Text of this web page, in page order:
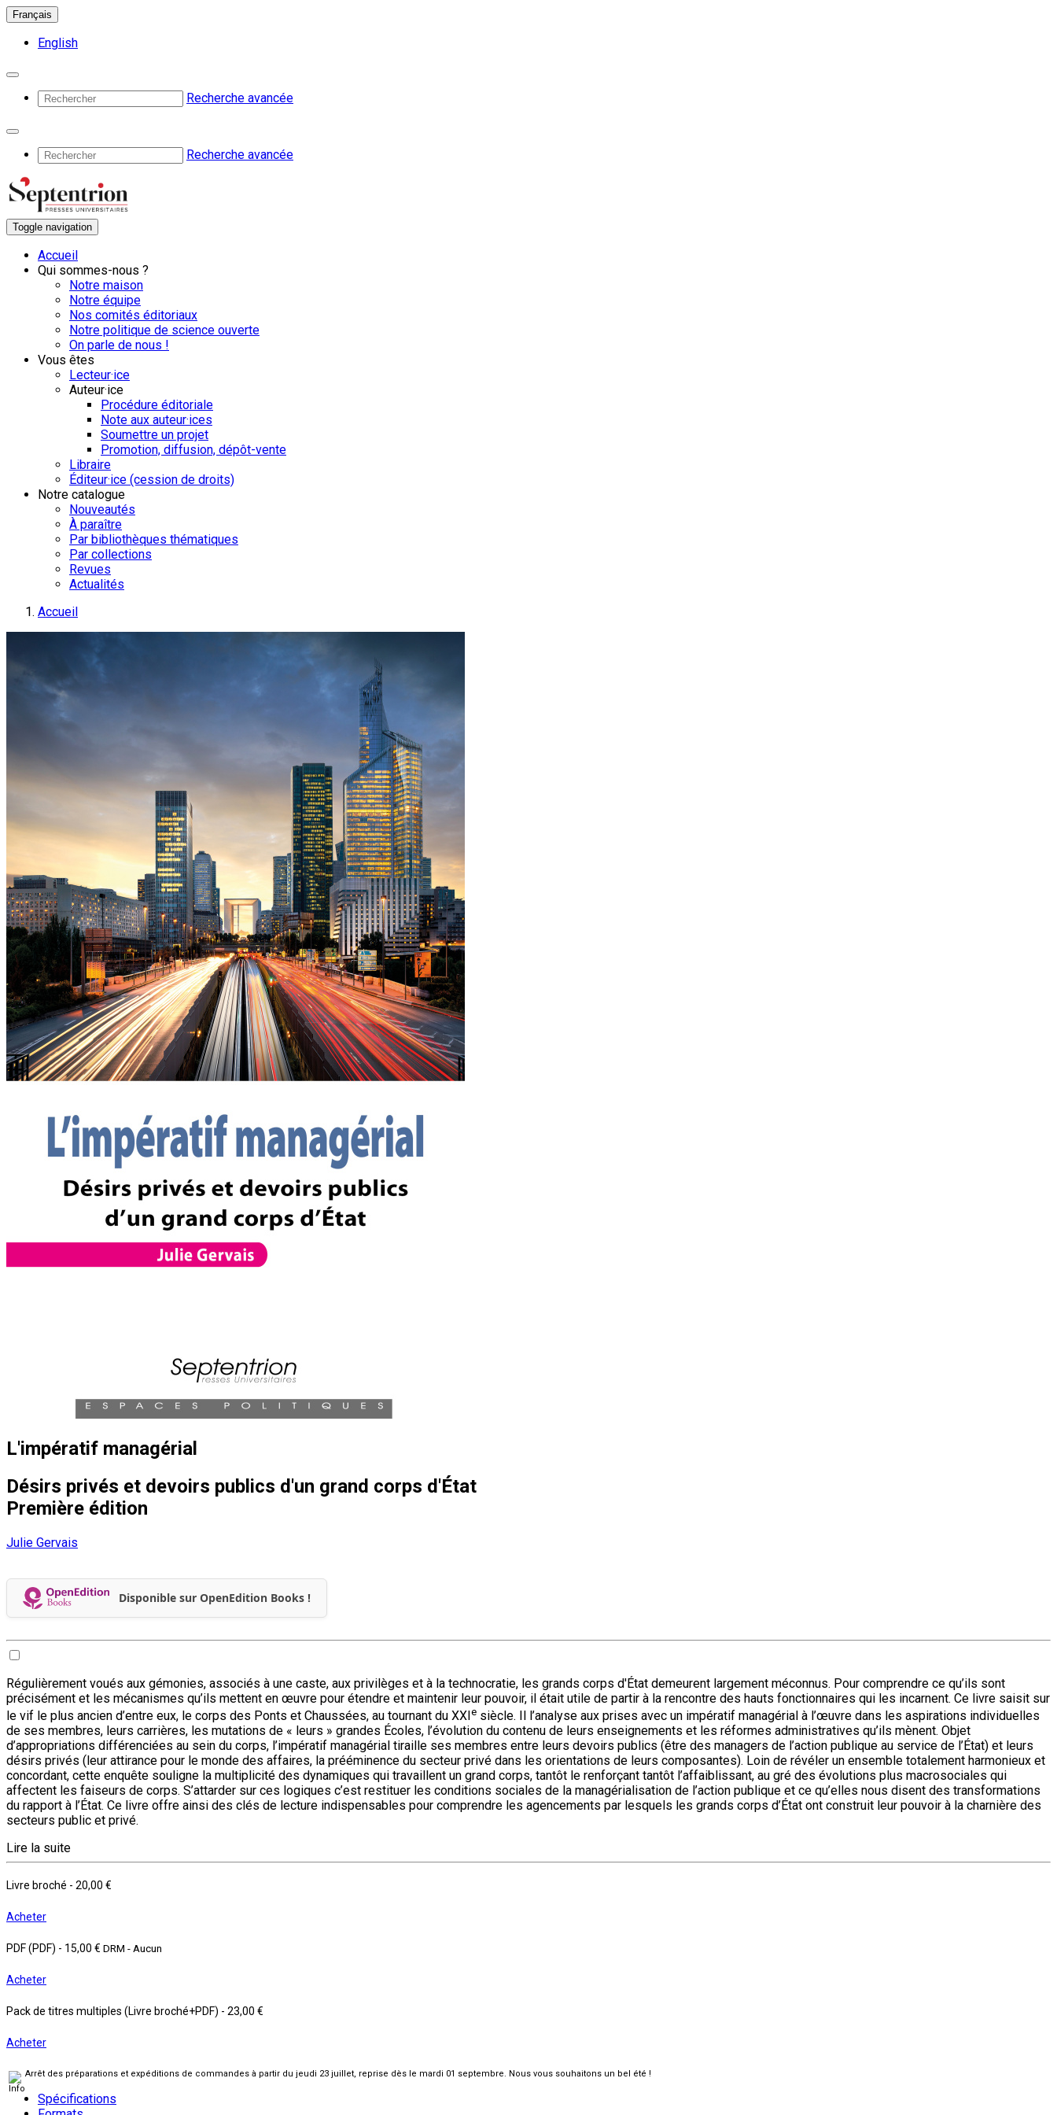
Français
English
Recherche avancée
Recherche avancée
Toggle navigation
Accueil
Qui sommes-nous ?
Notre maison
Notre équipe
Nos comités éditoriaux
Notre politique de science ouverte
On parle de nous !
Vous êtes
Lecteur·ice
Auteur·ice
Procédure éditoriale
Note aux auteur·ices
Soumettre un projet
Promotion, diffusion, dépôt-vente
Libraire
Éditeur·ice (cession de droits)
Notre catalogue
Nouveautés
À paraître
Par bibliothèques thématiques
Par collections
Revues
Actualités
Accueil
L'impératif managérial
Désirs privés et devoirs publics d'un grand corps d'État
Première édition
Julie Gervais
Disponible sur OpenEdition Books !
Régulièrement voués aux gémonies, associés à une caste, aux privilèges et à la technocratie, les grands corps d'État demeurent largement méconnus. Pour comprendre ce qu’ils sont
précisément et les mécanismes qu’ils mettent en œuvre pour étendre et maintenir leur pouvoir, il était utile de partir à la rencontre des hauts fonctionnaires qui les incarnent. Ce livre saisit sur
le vif le plus ancien d’entre eux, le corps des Ponts et Chaussées, au tournant du XXIe siècle. Il l’analyse aux prises avec un impératif managérial à l’œuvre dans les aspirations individuelles
de ses membres, leurs carrières, les mutations de « leurs » grandes Écoles, l’évolution du contenu de leurs enseignements et les réformes administratives qu’ils mènent. Objet
d’appropriations différenciées au sein du corps, l’impératif managérial tiraille ses membres entre leurs devoirs publics (être des managers de l’action publique au service de l’État) et leurs
désirs privés (leur attirance pour le monde des affaires, la prééminence du secteur privé dans les orientations de leurs composantes). Loin de révéler un ensemble totalement harmonieux et
concordant, cette enquête souligne la multiplicité des dynamiques qui travaillent un grand corps, tantôt le renforçant tantôt l’affaiblissant, au gré des évolutions plus macrosociales qui
affectent les faiseurs de corps. S’attarder sur ces logiques c’est restituer les conditions sociales de la managérialisation de l’action publique et ce qu’elles nous disent des transformations
du rapport à l’État. Ce livre offre ainsi des clés de lecture indispensables pour comprendre les agencements par lesquels les grands corps d’État ont construit leur pouvoir à la charnière des
secteurs public et privé.
Lire la suite
Livre broché - 20,00 €
Acheter
PDF (PDF) - 15,00 € DRM - Aucun
Acheter
Pack de titres multiples (Livre broché+PDF) - 23,00 €
Acheter
Arrêt des préparations et expéditions de commandes à partir du jeudi 23 juillet, reprise dès le mardi 01 septembre. Nous vous souhaitons un bel été !
Spécifications